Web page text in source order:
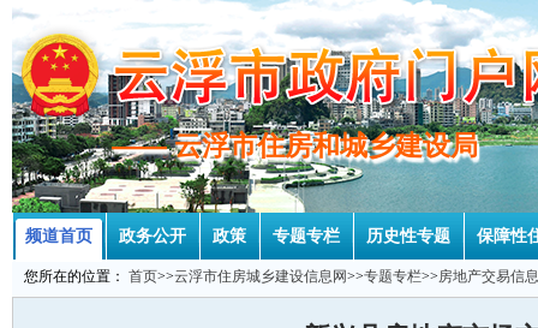
—— 云浮市住房和城乡建设局
—— 云浮市住房和城乡建设局
频道首页 政务公开 政策 专题专栏 历史性专题 保障性
您所在的位置： 首页>>云浮市住房城乡建设信息网>>专题专栏>>房地产交易信息